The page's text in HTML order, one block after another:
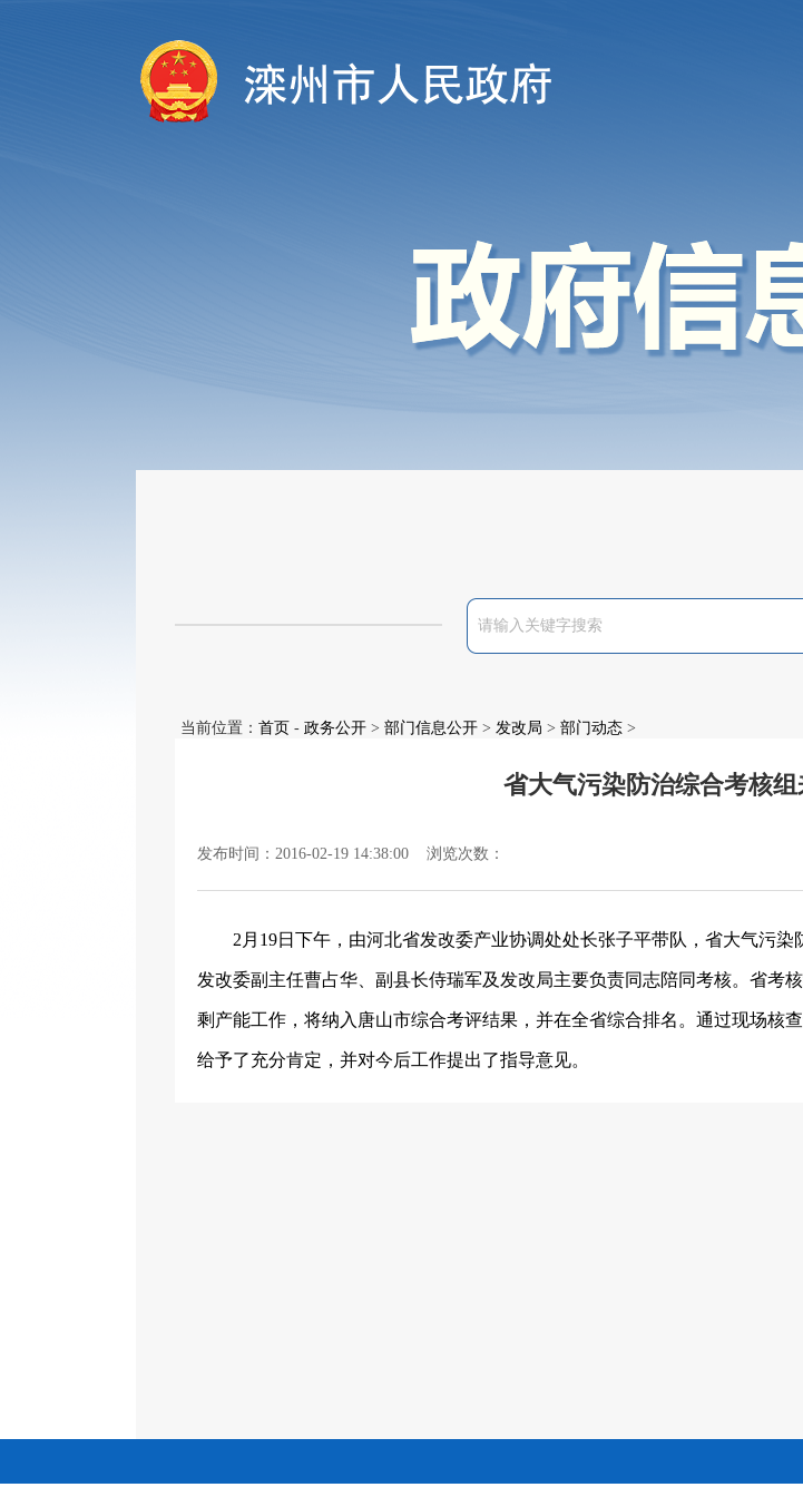
当前位置： 首页 - 政务公开 > 部门信息公开 > 发改局 > 部门动态 >
省大气污染防治综合考核
发布时间：2016-02-19 14:38:00 浏览次数：
2月19日下午，由河北省发改委产业协调处处长张子平带队，省大气污
发改委副主任曹占华、副县长侍瑞军及发改局主要负责同志陪同考核。省考
剩产能工作，将纳入唐山市综合考评结果，并在全省综合排名。通过现场核
给予了充分肯定，并对今后工作提出了指导意见。